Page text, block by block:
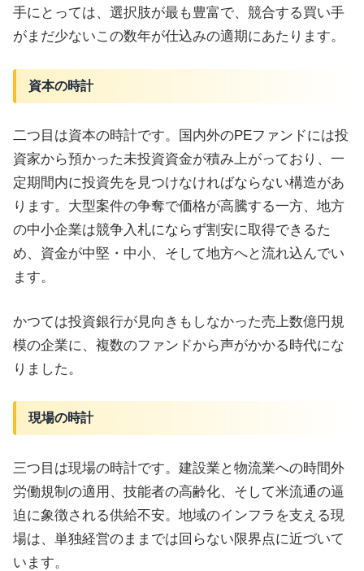
手にとっては、選択肢が最も豊富で、競合する買い手
がまだ少ないこの数年が仕込みの適期にあたります。
資本の時計
二つ目は資本の時計です。国内外のPEファンドには投
資家から預かった未投資資金が積み上がっており、一
定期間内に投資先を見つけなければならない構造があ
ります。大型案件の争奪で価格が高騰する一方、地方
の中小企業は競争入札にならず割安に取得できるた
め、資金が中堅・中小、そして地方へと流れ込んでい
ます。
かつては投資銀行が見向きもしなかった売上数億円規
模の企業に、複数のファンドから声がかかる時代にな
りました。
現場の時計
三つ目は現場の時計です。建設業と物流業への時間外
労働規制の適用、技能者の高齢化、そして米流通の逼
迫に象徴される供給不安。地域のインフラを支える現
場は、単独経営のままでは回らない限界点に近づいて
います。